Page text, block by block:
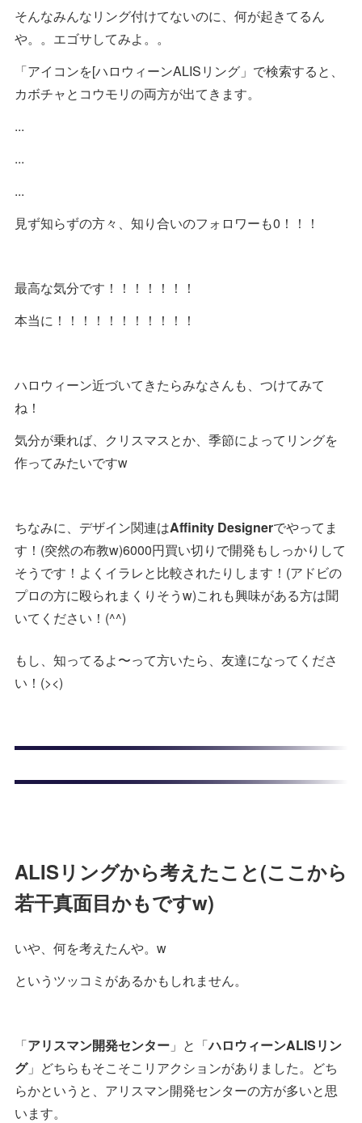
そんなみんなリング付けてないのに、何が起きてるん
や。。エゴサしてみよ。。
「アイコンを[ハロウィーンALISリング」で検索すると、
カボチャとコウモリの両方が出てきます。
...
...
...
見ず知らずの方々、知り合いのフォロワーも0！！！
最高な気分です！！！！！！！
本当に！！！！！！！！！！！
ハロウィーン近づいてきたらみなさんも、つけてみて
ね！
気分が乗れば、クリスマスとか、季節によってリングを
作ってみたいですw
ちなみに、デザイン関連はAffinity Designerでやってま
す！(突然の布教w)6000円買い切りで開発もしっかりして
そうです！よくイラレと比較されたりします！(アドビの
プロの方に殴られまくりそうw)これも興味がある方は聞
いてください！(^^)
もし、知ってるよ〜って方いたら、友達になってくださ
い！(><)
ALISリングから考えたこと(ここから
若干真面目かもですw)
いや、何を考えたんや。w
というツッコミがあるかもしれません。
「アリスマン開発センター 」と「ハロウィーンALISリン
グ」どちらもそこそこリアクションがありました。どち
らかというと、アリスマン開発センターの方が多いと思
います。